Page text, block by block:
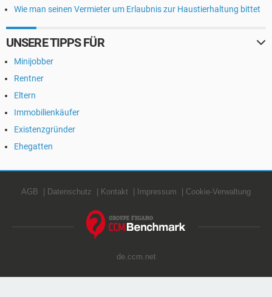
Wie man seinen Vermieter um Erlaubnis zur Haustierhaltung bittet
UNSERE TIPPS FÜR
Minijobber
Rentner
Eltern
Immobilienkäufer
Existenzgründer
Ehegatten
AGB Datenschutz Kontakt Impressum Cookie-Verwaltung
de.ccm.net